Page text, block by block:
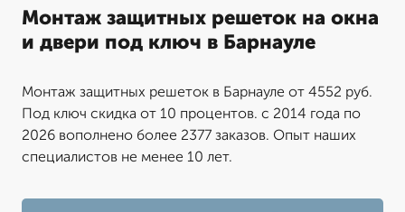
Монтаж защитных решеток на окна
и двери под ключ в Барнауле
Монтаж защитных решеток в Барнауле от 4552 руб.
Под ключ скидка от 10 процентов. с 2014 года по
2026 вополнено более 2377 заказов. Опыт наших
специалистов не менее 10 лет.